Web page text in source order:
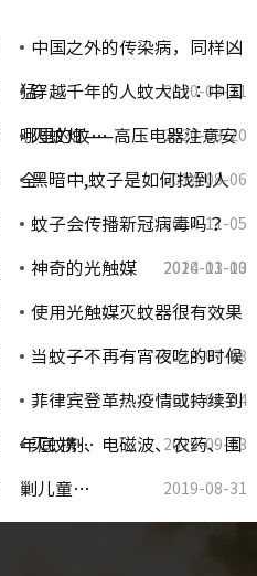
中国之外的传染病，同样凶
猛 2020-03-21
穿越千年的人蚊大战：中国
哪里的蚊… 2020-03-20
灭蚊灯——高压电器注意安
全 2014-08-06
黑暗中,蚊子是如何找到人
2014-11-05
蚊子会传播新冠病毒吗？
2020-03-10
神奇的光触媒 2014-11-03
使用光触媒灭蚊器很有效果
2014-07-08
当蚊子不再有宵夜吃的时候
2019-09-04
菲律宾登革热疫情或持续到
年底 携… 2019-09-03
灭蚊剂、电磁波、农药、围
剿儿童… 2019-08-31